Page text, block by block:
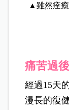
▲雖然痊
痛苦過
經過15天
漫長的復